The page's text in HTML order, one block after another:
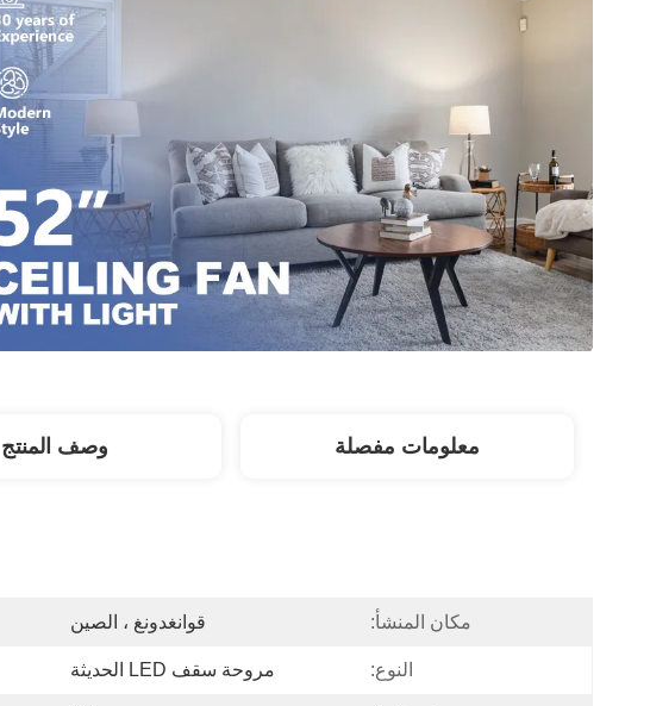
معلومات مفصلة وصف المنتج
مكان المنشأ: قوانغدونغ ، الصين
النوع: مروحة سقف LED الحديثة